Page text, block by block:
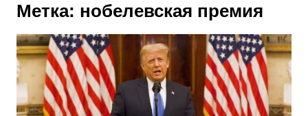
Метка: нобелевская премия